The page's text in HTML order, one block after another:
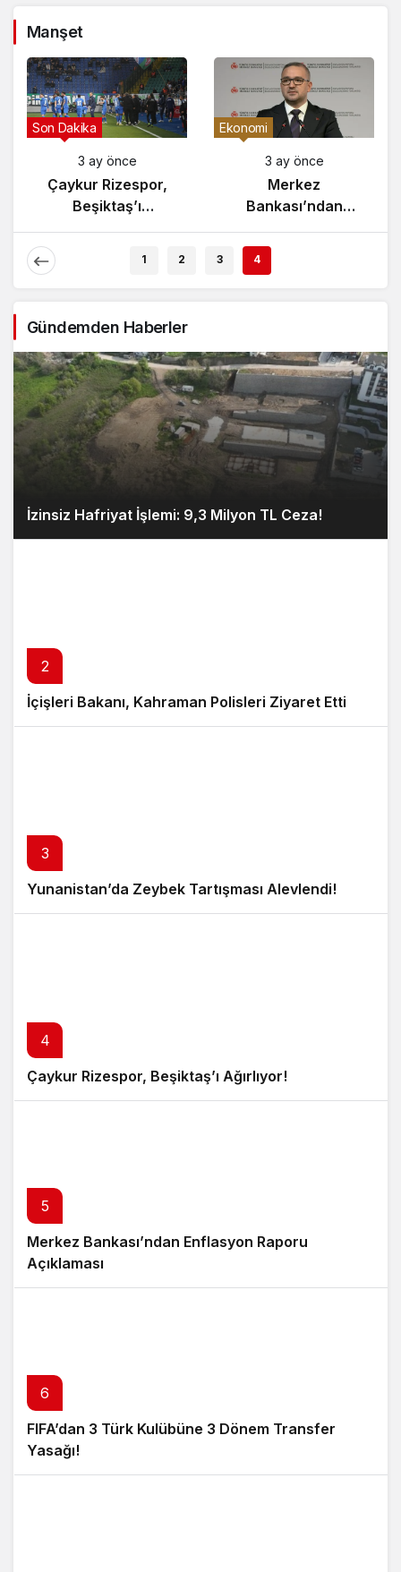
Manşet
Gündem
3 ay önce
Yunanistan’da
Zeybek Tartışması
Son Dakika
3 ay önce
Çaykur Rizespor,
Beşiktaş’ı
1 2 3 4
Gündemden Haberler
İzinsiz Hafriyat İşlemi: 9,3 Milyon TL Ceza!
2
İçişleri Bakanı, Kahraman Polisleri Ziyaret Etti
3
Yunanistan’da Zeybek Tartışması Alevlendi!
4
Çaykur Rizespor, Beşiktaş’ı Ağırlıyor!
5
Merkez Bankası’ndan Enflasyon Raporu
Açıklaması
6
FIFA’dan 3 Türk Kulübüne 3 Dönem Transfer
Yasağı!